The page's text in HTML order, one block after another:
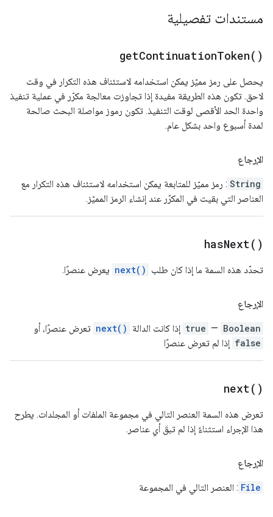
مستندات تفصيلية
getContinuationToken( )
يحصل على رمز مميّز يمكن استخدامه لاستئناف هذه التكرار في وقت
لاحق. تكون هذه الطريقة مفيدة إذا تجاوزت معالجة مكرّر في عملية تنفيذ
واحدة الحد الأقصى لوقت التنفيذ. تكون رموز مواصلة البحث صالحة
لمدة أسبوع واحد بشكل عام.
الإرجاع
String : رمز مميّز للمتابعة يمكن استخدامه لاستئناف هذه التكرار مع
العناصر التي بقيت في المكرّر عند إنشاء الرمز المميّز.
hasNext( )
تحدّد هذه السمة ما إذا كان طلب next() يعرض عنصرًا.
الإرجاع
Boolean
—
true إذا كانت الدالة next() تعرض عنصرًا، أو
false إذا لم تعرض عنصرًا
next( )
تعرض هذه السمة العنصر التالي في مجموعة الملفات أو المجلدات. يطرح
هذا الإجراء استثناءً إذا لم تبقَ أي عناصر.
الإرجاع
File : العنصر التالي في المجموعة